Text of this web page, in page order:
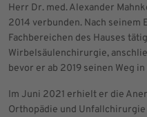
Herr Dr. med. Alexander
2014 verbunden. Nach
Fachbereichen des Hauses
Wirbelsäulenchirurgie,
bevor er ab 2019 seinen Weg
Im Juni 2021 erhielt er die
Orthopädie und